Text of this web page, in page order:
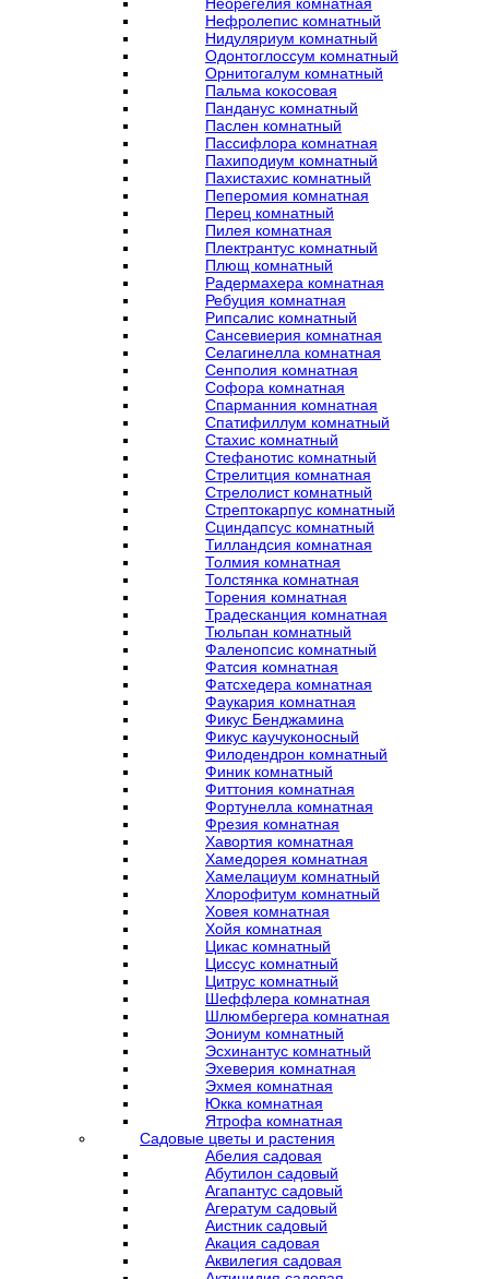
Неорегелия комнатная
Нефролепис комнатный
Нидуляриум комнатный
Одонтоглоссум комнатный
Орнитогалум комнатный
Пальма кокосовая
Панданус комнатный
Паслен комнатный
Пассифлора комнатная
Пахиподиум комнатный
Пахистахис комнатный
Пеперомия комнатная
Перец комнатный
Пилея комнатная
Плектрантус комнатный
Плющ комнатный
Радермахера комнатная
Ребуция комнатная
Рипсалис комнатный
Сансевиерия комнатная
Селагинелла комнатная
Сенполия комнатная
Софора комнатная
Спарманния комнатная
Спатифиллум комнатный
Стахис комнатный
Стефанотис комнатный
Стрелитция комнатная
Стрелолист комнатный
Стрептокарпус комнатный
Сциндапсус комнатный
Тилландсия комнатная
Толмия комнатная
Толстянка комнатная
Торения комнатная
Традесканция комнатная
Тюльпан комнатный
Фаленопсис комнатный
Фатсия комнатная
Фатсхедера комнатная
Фаукария комнатная
Фикус Бенджамина
Фикус каучуконосный
Филодендрон комнатный
Финик комнатный
Фиттония комнатная
Фортунелла комнатная
Фрезия комнатная
Хавортия комнатная
Хамедорея комнатная
Хамелациум комнатный
Хлорофитум комнатный
Ховея комнатная
Хойя комнатная
Цикас комнатный
Циссус комнатный
Цитрус комнатный
Шеффлера комнатная
Шлюмбергера комнатная
Эониум комнатный
Эсхинантус комнатный
Эхеверия комнатная
Эхмея комнатная
Юкка комнатная
Ятрофа комнатная
Садовые цветы и растения
Абелия садовая
Абутилон садовый
Агапантус садовый
Агератум садовый
Аистник садовый
Акация садовая
Аквилегия садовая